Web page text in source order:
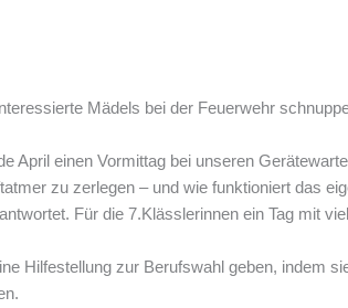
Mädels bei der Feuerwehr
April einen Vormittag bei unseren
zu zerlegen – und wie funktioniert das
Für die 7.Klässlerinnen ein Tag mit
Hilfestellung zur Berufswahl geben, indem